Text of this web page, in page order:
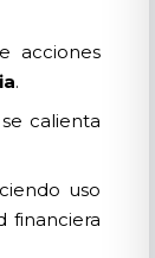
acciones
.
calienta
uso
financiera